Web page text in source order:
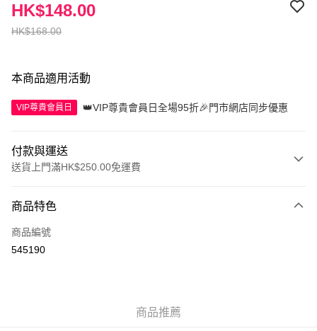
HK$168.00
HK$148.00
本商品適用活動
VIP尊貴會員日 👑VIP尊貴會員日全場95折🎉門市網店同步優惠
付款與運送
送貨上門滿HK$250.00免運費
信用卡
Apple Pay
商品特色
商品編號
545190
商品推薦